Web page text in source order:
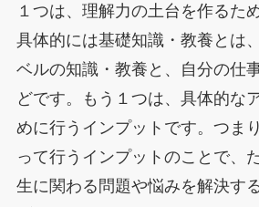
１つは、理解力の土台を作るた
具体的には基礎知識・教養とは
ベルの知識・教養と、自分の仕
どです。もう１つは、具体的な
めに行うインプットです。つま
って行うインプットのことで、
生に関わる問題や悩みを解決す